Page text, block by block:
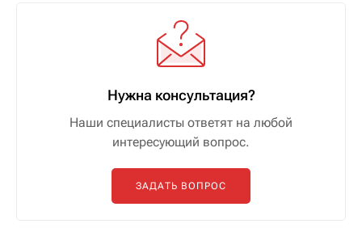
Нужна консультация?
Наши специалисты ответят на любой
интересующий вопрос.
ЗАДАТЬ ВОПРОС